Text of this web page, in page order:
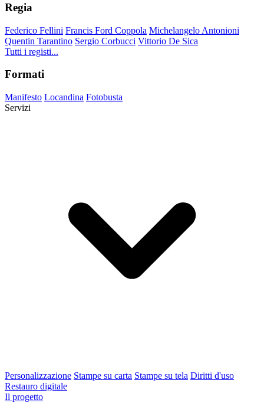
Regia
Federico Fellini Francis Ford Coppola Michelangelo Antonioni
Quentin Tarantino Sergio Corbucci Vittorio De Sica
Tutti i registi...
Formati
Manifesto Locandina Fotobusta
Servizi
Personalizzazione Stampe su carta Stampe su tela Diritti d'uso
Restauro digitale
Il progetto